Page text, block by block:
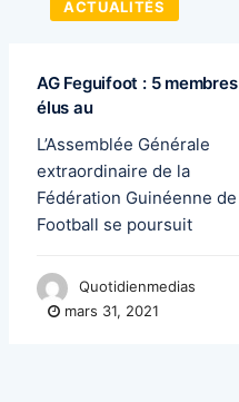
ACTUALITÉS
AG Feguifoot : 5 membres
élus au
L’Assemblée Générale
extraordinaire de la
Fédération Guinéenne de
Football se poursuit
Quotidienmedias
mars 31, 2021